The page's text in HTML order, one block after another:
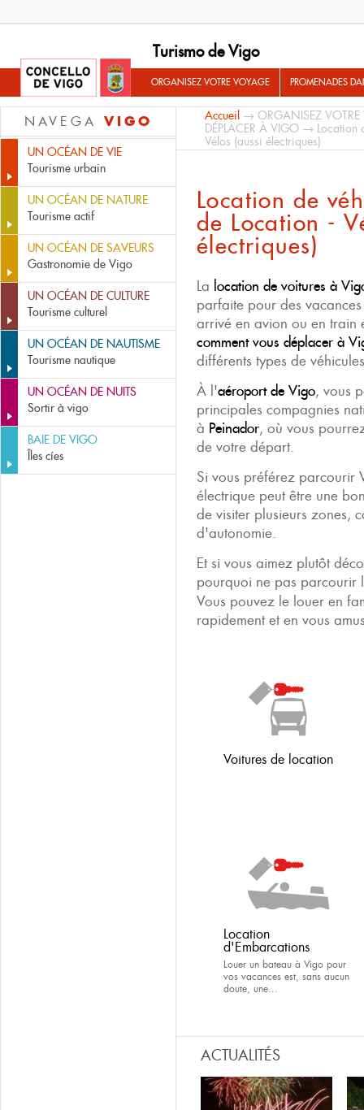
Turismo de Vigo
ORGANISEZ VOTRE VOYAGE PROMENADES
NAVEGA VIGO
UN OCÉAN DE VIE
Tourisme urbain
UN OCÉAN DE NATURE
Tourisme actif
UN OCÉAN DE SAVEURS
Gastronomie de Vigo
UN OCÉAN DE CULTURE
Tourisme culturel
UN OCÉAN DE NAUTISME
Tourisme nautique
UN OCÉAN DE NUITS
Sortir à vigo
BAIE DE VIGO
Îles cíes
Accueil → ORGANISEZ VOTRE
DÉPLACER À VIGO → Location
Vélos (aussi électriques)
Location de
de Location -
électriques)
La location de voitures à
parfaite pour des
arrivé en avion ou en train
comment vous déplacer à
différents types de
À l'aéroport de Vigo, vous
principales compagnies
à Peinador, où vous
de votre départ.
Si vous préférez
électrique peut être une
de visiter plusieurs zones,
d'autonomie.
Et si vous aimez plutôt
pourquoi ne pas parcourir
Vous pouvez le louer en
rapidement et en vous
Voitures de location
Location
d'Embarcations
Louer un bateau à Vigo pour
vos vacances est, sans aucun
doute, une...
ACTUALITÉS